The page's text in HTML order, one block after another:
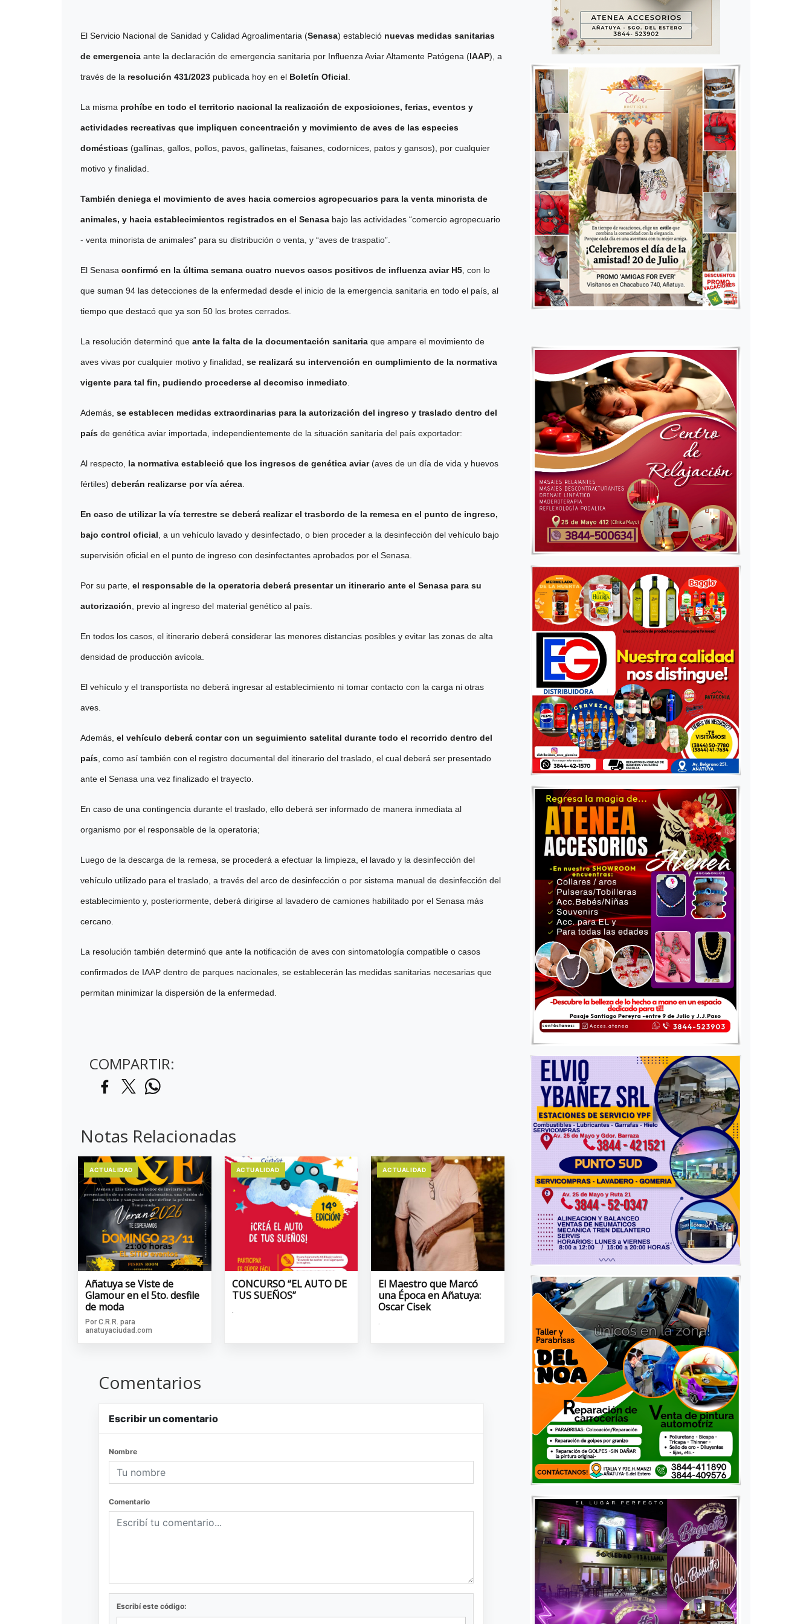
El Servicio Nacional de Sanidad y Calidad Agroalimentaria (Senasa) estableció nuevas medidas sanitarias
de emergencia ante la declaración de emergencia sanitaria por Influenza Aviar Altamente Patógena (IAAP), a
través de la resolución 431/2023 publicada hoy en el Boletín Oficial
La misma prohíbe en todo el territorio nacional la realización de exposiciones, ferias, eventos y
actividades recreativas que impliquen concentración y movimiento de aves de las especies
domésticas (gallinas, gallos, pollos, pavos, gallinetas, faisanes, codornices, patos y gansos), por cualquier
motivo y finalidad.
También deniega el movimiento de aves hacia comercios agropecuarios para la venta minorista de
animales, y hacia establecimientos registrados en el Senasa bajo las actividades “comercio agropecuario
- venta minorista de animales” para su distribución o venta, y “aves de traspatio”.
El Senasa confirmó en la última semana cuatro nuevos casos positivos de influenza aviar H5 , con lo
que suman 94 las detecciones de la enfermedad desde el inicio de la emergencia sanitaria en todo el país, al
tiempo que destacó que ya son 50 los brotes cerrados.
La resolución determinó que ante la falta de la documentación sanitaria que ampare el movimiento de
aves vivas por cualquier motivo y finalidad, se realizará su intervención en cumplimiento de la normativa
vigente para tal fin, pudiendo procederse al decomiso inmediato
Además, se establecen medidas extraordinarias para la autorización del ingreso y traslado dentro del
país de genética aviar importada, independientemente de la situación sanitaria del país exportador:
Al respecto, la normativa estableció que los ingresos de genética aviar(aves de un día de vida y huevos
fértiles) deberán realizarse por vía aérea
En caso de utilizar la vía terrestre se deberá realizar el trasbordo de la remesa en el punto de ingreso,
bajo control oficial , a un vehículo lavado y desinfectado, o bien proceder a la desinfección del vehículo bajo
supervisión oficial en el punto de ingreso con desinfectantes aprobados por el Senasa.
Por su parte, el responsable de la operatoria deberá presentar un itinerario ante el Senasa para su
autorización , previo al ingreso del material genético al país.
En todos los casos, el itinerario deberá considerar las menores distancias posibles y evitar las zonas de alta
densidad de producción avícola.
El vehículo y el transportista no deberá ingresar al establecimiento ni tomar contacto con la carga ni otras
aves.
Además, el vehículo deberá contar con un seguimiento satelital durante todo el recorrido dentro del
país , como así también con el registro documental del itinerario del traslado, el cual deberá ser presentado
ante el Senasa una vez finalizado el trayecto.
En caso de una contingencia durante el traslado, ello deberá ser informado de manera inmediata al
organismo por el responsable de la operatoria;
Luego de la descarga de la remesa, se procederá a efectuar la limpieza, el lavado y la desinfección del
vehículo utilizado para el traslado, a través del arco de desinfección o por sistema manual de desinfección del
establecimiento y, posteriormente, deberá dirigirse al lavadero de camiones habilitado por el Senasa más
cercano.
La resolución también determinó que ante la notificación de aves con sintomatología compatible o casos
confirmados de IAAP dentro de parques nacionales, se establecerán las medidas sanitarias necesarias que
permitan minimizar la dispersión de la enfermedad.
COMPARTIR:
Notas Relacionadas
ACTUALIDAD
Añatuya se Viste de
Glamour en el 5to. desfile
de moda
Por C.R.R. para
anatuyaciudad.com
ACTUALIDAD
CONCURSO “EL AUTO DE
TUS SUEÑOS”
ACTUALIDAD
El Maestro que Marcó
una Época en Añatuya:
Oscar Cisek
Comentarios
Escribir un comentario
Nombre
Comentario
Escribí este código: